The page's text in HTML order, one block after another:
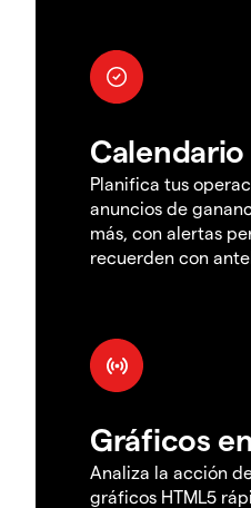
Planifica tus
anuncios de
más, con alertas
recuerden con
Gráficos
Analiza la acción
gráficos HTML5